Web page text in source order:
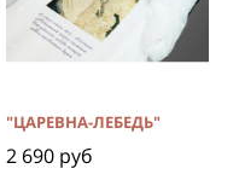
"ЦАРЕВНА-ЛЕБЕДЬ"
2 690 руб